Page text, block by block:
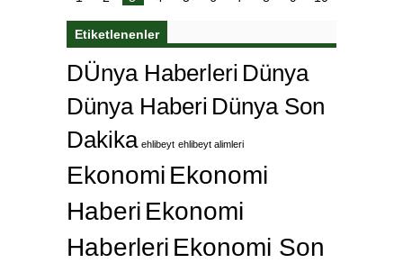
Etiketlenenler
DÜnya Haberleri Dünya
Dünya Haberi Dünya Son
Dakika ehlibeyt ehlibeyt alimleri
Ekonomi Ekonomi
Haberi Ekonomi
Haberleri Ekonomi Son